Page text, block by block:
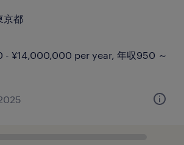
京都
- ¥14,000,000 per year, 年収950 ～